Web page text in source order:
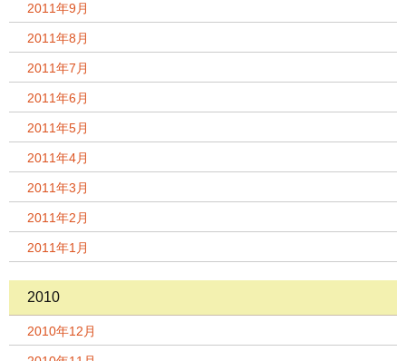
2011年9月
2011年8月
2011年7月
2011年6月
2011年5月
2011年4月
2011年3月
2011年2月
2011年1月
2010
2010年12月